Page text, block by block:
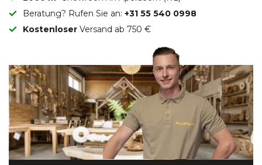
Beratung? Rufen Sie an: +31 55 540 0998
Kostenloser Versand ab 750 €